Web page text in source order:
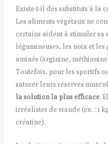
Existe-t-il des substituts à la
Les aliments végétaux ne
certains aident à stimuler sa
légumineuses, les noix et
aminés (arginine,
Toutefois, pour les sportifs
saturer leurs réserves
la solution la plus efficace.
irréalistes de viande (ex. : 1
créatine).